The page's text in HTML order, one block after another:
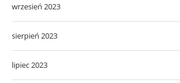
wrzesień 2023
sierpień 2023
lipiec 2023